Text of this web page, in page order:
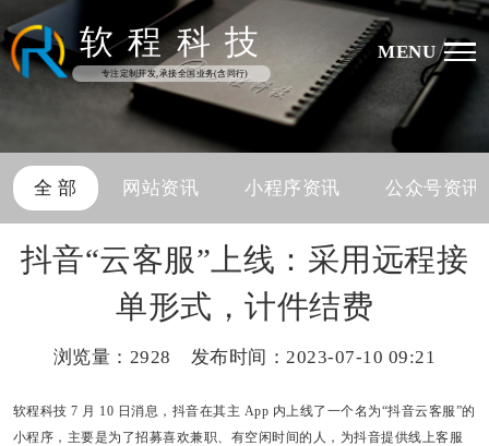
软 程 科 技
专注定制开发,承接全国业务(含同行)
MENU
全 部 网站资讯 小程序资讯 公众号资讯
抖音“云客服”上线：采用远程接
单形式，计件结费
浏览量： 2928 发布时间：2023-07-10 09:21
软程科技 7 月 10 日消息， 抖音在其主 App 内上线了一个名为“抖音云客服”的
小程序 ，主要是为了招募喜欢兼职、有空闲时间的人，为抖音提供线上客服